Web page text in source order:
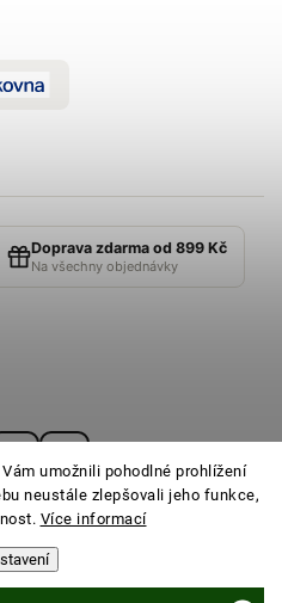
umožnili pohodlné prohlížení
neustále zlepšovali jeho funkce,
Více informací
Doprava zdarma od 899 Kč
Na všechny objednávky
Všechna práva vyhrazena ·